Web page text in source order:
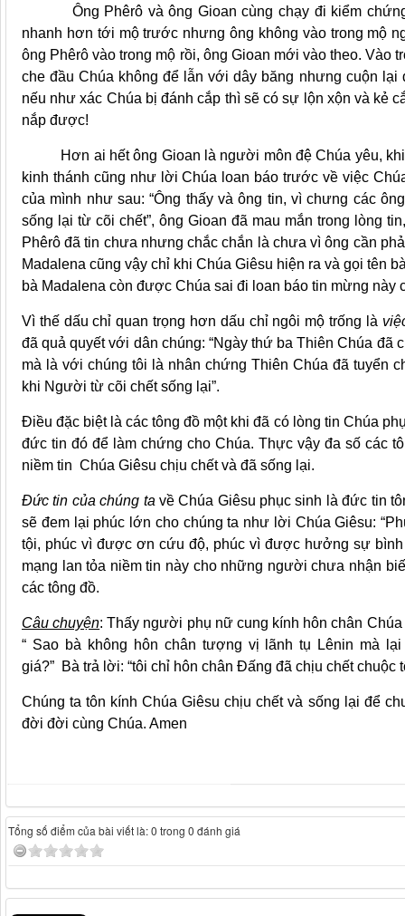
Ông Phêrô và ông Gioan cùng chạy đi kiểm chứng
nhanh hơn tới mộ trước nhưng ông không vào trong mộ
ông Phêrô vào trong mộ rồi, ông Gioan mới vào theo. Vào
che đầu Chúa không để lẫn với dây băng nhưng cuộn
nếu như xác Chúa bị đánh cắp thì sẽ có sự lộn xộn và kẻ
nắp được!
Hơn ai hết ông Gioan là người môn đệ Chúa yêu, khi
kinh thánh cũng như lời Chúa loan báo trước về việc
của mình như sau: “Ông thấy và ông tin, vì chưng các
sống lại từ cõi chết”, ông Gioan đã mau mắn trong lòng
Phêrô đã tin chưa nhưng chắc chắn là chưa vì ông cần
Madalena cũng vậy chỉ khi Chúa Giêsu hiện ra và gọi tên
bà Madalena còn được Chúa sai đi loan báo tin mừng này
Vì thế dấu chỉ quan trọng hơn dấu chỉ ngôi mộ trống là
đã quả quyết với dân chúng: “Ngày thứ ba Thiên Chúa
mà là với chúng tôi là nhân chứng Thiên Chúa đã tuyển
khi Người từ cõi chết sống lại”.
Điều đặc biệt là các tông đồ một khi đã có lòng tin Chúa
đức tin đó để làm chứng cho Chúa. Thực vậy đa số các
niềm tin Chúa Giêsu chịu chết và đã sống lại.
Đức tin của chúng ta về Chúa Giêsu phục sinh là đức tin
sẽ đem lại phúc lớn cho chúng ta như lời Chúa Giêsu:
tội, phúc vì được ơn cứu độ, phúc vì được hưởng sự
mạng lan tỏa niềm tin này cho những người chưa nhận
các tông đồ.
Câu chuyện: Thấy người phụ nữ cung kính hôn chân
“ Sao bà không hôn chân tượng vị lãnh tụ Lênin mà
giá?” Bà trả lời: “tôi chỉ hôn chân Đấng đã chịu chết chuộc
Chúng ta tôn kính Chúa Giêsu chịu chết và sống lại để
đời đời cùng Chúa. Amen
Tổng số điểm của bài viết là: 0 trong 0 đánh giá